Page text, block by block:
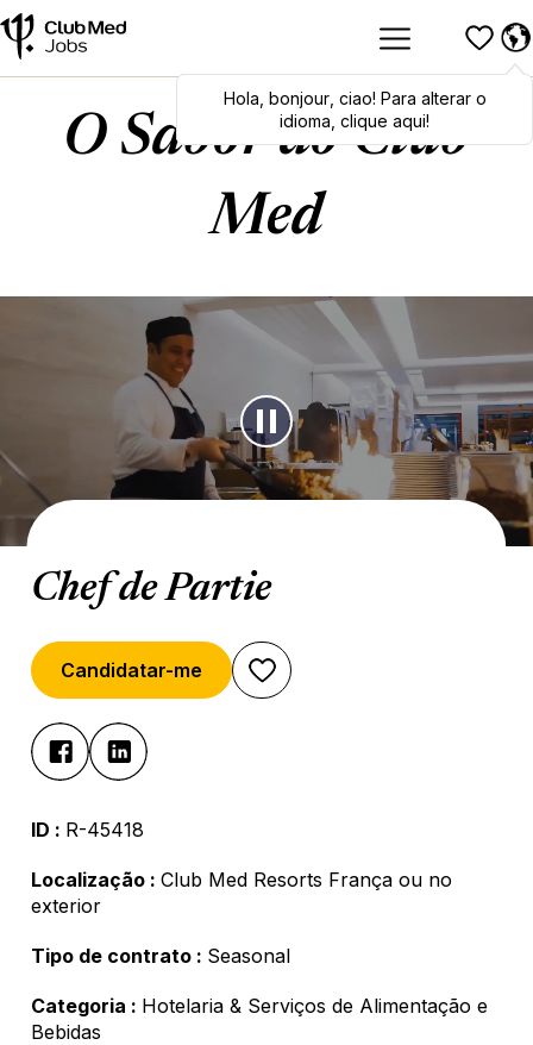
Hola bonjour, ciao! Para alterar o
idioma, clique aqui!
O Sabor do Club
Med
Chef de Partie
Candidatar-me
ID : R-45418
Localização : Club Med Resorts França ou no
exterior
Tipo de contrato : Seasonal
Categoria : Hotelaria & Serviços de Alimentação e
Bebidas